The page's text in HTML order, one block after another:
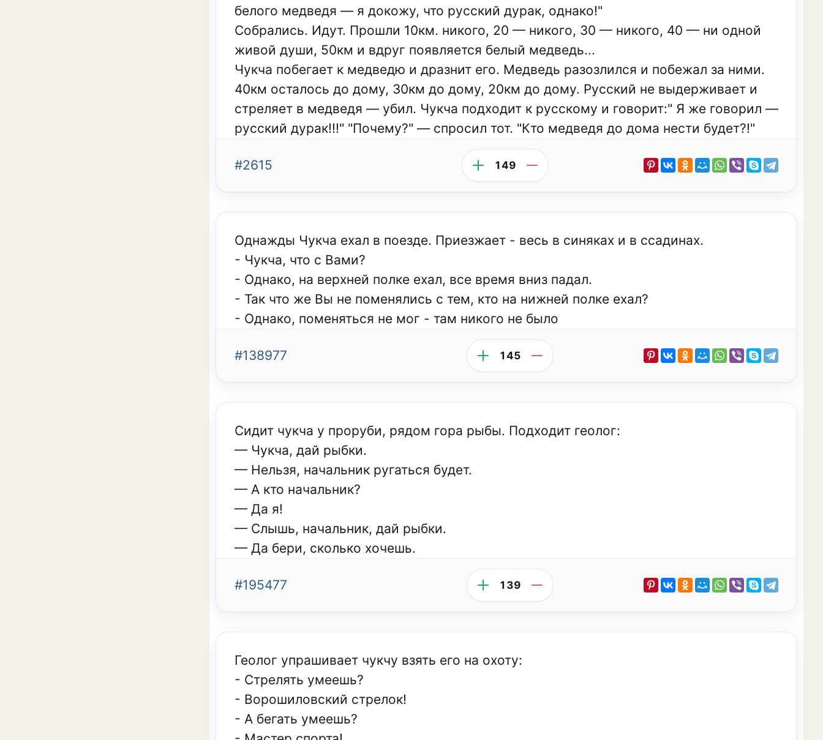
белого медведя — я докожу, что русский дурак, однако!"
Собрались. Идут. Прошли 10км. никого, 20 — никого, 30 — никого, 40 — ни одной
живой души, 50км и вдруг появляется белый медведь...
Чукча побегает к медведю и дразнит его. Медведь разозлился и побежал за ними.
40км осталось до дому, 30км до дому, 20км до дому. Русский не выдерживает и
стреляет в медведя — убил. Чукча подходит к русскому и говорит:" Я же говорил —
русский дурак!!!" "Почему?" — спросил тот. "Кто медведя до дома нести будет?!"
#2615 149
Однажды Чукча ехал в поезде. Приезжает - весь в синяках и в ссадинах.
- Чукча, что с Вами?
- Однако, на верхней полке ехал, все время вниз падал.
- Так что же Вы не поменялись с тем, кто на нижней полке ехал?
- Однако, поменяться не мог - там никого не было
#138977 145
Сидит чукча у проруби, рядом гора рыбы. Подходит геолог:
— Чукча, дай рыбки.
— Нельзя, начальник ругаться будет.
— А кто начальник?
— Да я!
— Слышь, начальник, дай рыбки.
— Да бери, сколько хочешь.
#195477 139
Геолог упрашивает чукчу взять его на охоту:
- Стрелять умеешь?
- Ворошиловский стрелок!
- А бегать умеешь?